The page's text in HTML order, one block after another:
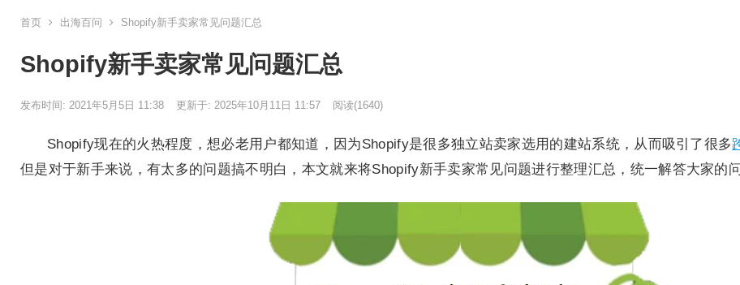
首页 出海百问 Shopify新手卖家常见问题汇总
Shopify新手卖家常见问题汇总
发布时间: 2021年5月5日 11:38 更新于: 2025年10月11日 11:57 阅读(1640)
Shopify现在的火热程度，想必老用户都知道，因为Shopify是很多独立站卖家选用的建站系统，从而吸引了很多
但是对于新手来说，有太多的问题搞不明白，本文就来将Shopify新手卖家常见问题进行整理汇总，统一解答大家的问